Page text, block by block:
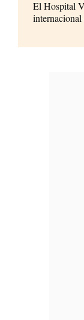
El Hospital
internacional